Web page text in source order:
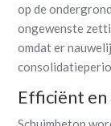
op de
ongewenste
omdat er
Efficiënt